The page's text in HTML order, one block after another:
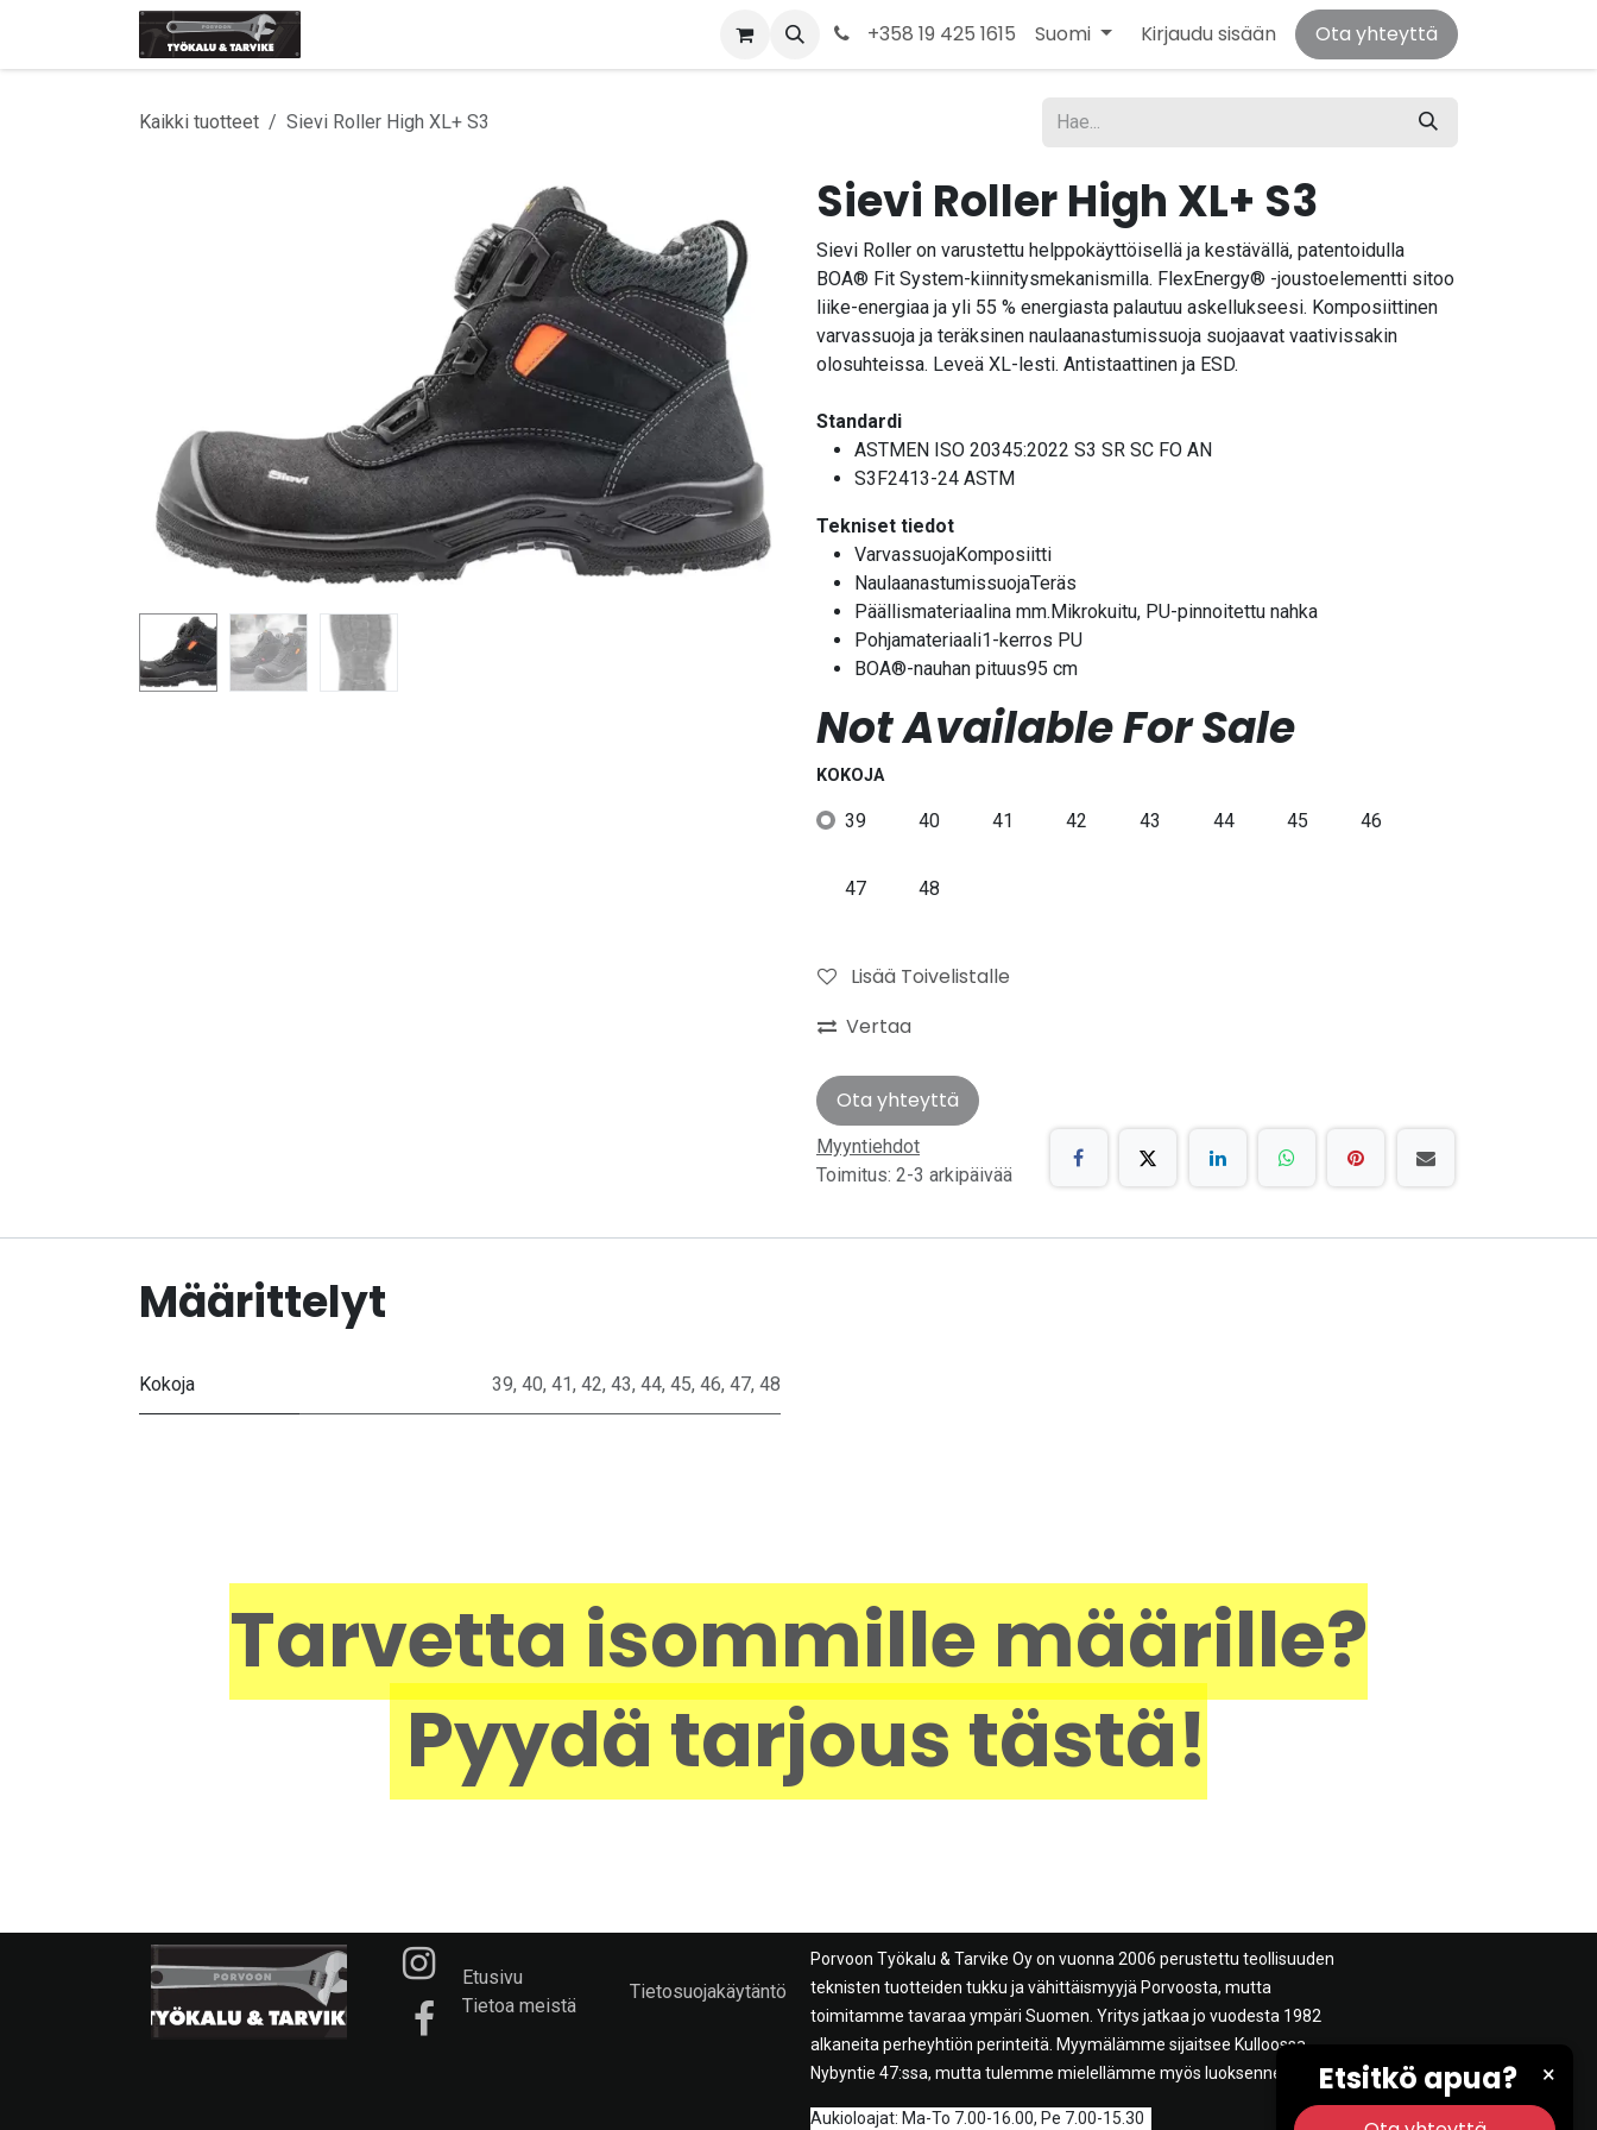
Tietoja meistä Ota yhteyttä+358 19 425 1615 Suomi Kirjaudu sisään Ota yhteyttä
Kaikki tuotteet Sievi Roller High XL+ S3
Sievi Roller High XL+ S3
Sievi Roller on varustettu helppokäyttöisellä ja kestävällä, patentoidulla
BOA® Fit System-kiinnitysmekanismilla. FlexEnergy® -joustoelementti sitoo
liike-energiaa ja yli 55 % energiasta palautuu askellukseesi. Komposiittinen
varvassuoja ja teräksinen naulaanastumissuoja suojaavat vaativissakin
olosuhteissa. Leveä XL-lesti. Antistaattinen ja ESD.
Standardi
ASTMEN ISO 20345:2022 S3 SR SC FO AN
S3F2413-24 ASTM
Tekniset tiedot
VarvassuojaKomposiitti
NaulaanastumissuojaTeräs
Päällismateriaalina mm.Mikrokuitu, PU-pinnoitettu nahka
Pohjamateriaali1-kerros PU
BOA®-nauhan pituus95 cm
Not Available For Sale
KOKOJA
39 40 41 42 43 44 45 46
47 48
Lisää Toivelistalle
Vertaa
Ota yhteyttä
Myyntiehdot
Toimitus: 2-3 arkipäivää
Määrittelyt
Kokoja 39, 40, 41, 42, 43, 44, 45, 46, 47, 48
Tarvetta isommille määrille?
Pyydä tarjous tästä!
Etusivu
Tietoa meistä
Tietosuojakäytäntö
Porvoon Työkalu & Tarvike Oy on vuonna 2006 perustettu teollisuuden
teknisten tuotteiden tukku ja vähittäismyyjä Porvoosta, mutta
toimitamme tavaraa ympäri Suomen. Yritys jatkaa jo vuodesta 1982
alkaneita perheyhtiön perinteitä. Myymälämme sijaitsee Kulloossa
Nybyntie 47:ssa, mutta tulemme mielellämme myös luoksenne.
Aukioloajat: Ma-To 7.00-16.00, Pe 7.00-15.30
×
Etsitkö apua?